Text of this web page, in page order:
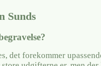
Sunds
det forekommer